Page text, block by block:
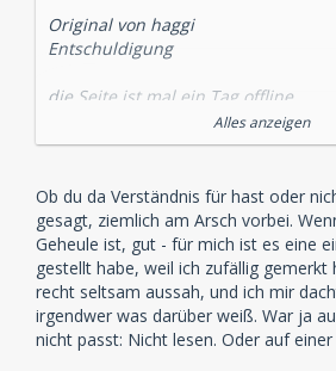
Original von haggi
Entschuldigung
die Seite ist mal ein Tag offline
Und schon geht das "Geheule" los
Dafür habe ich persönlich kein
mal eine Woche oder länger offline
aber ein Tag?
Aber ich kann demnächst den
eröffnen,für alle Hörspielfreunde
möchten,wenn mal eine
offline ist
Alles anzeigen
Ob du da Verständnis für hast oder
gesagt, ziemlich am Arsch vorbei.
Geheule ist, gut - für mich ist es eine
gestellt habe, weil ich zufällig gemerkt
recht seltsam aussah, und ich mir
irgendwer was darüber weiß. War ja
nicht passt: Nicht lesen. Oder auf